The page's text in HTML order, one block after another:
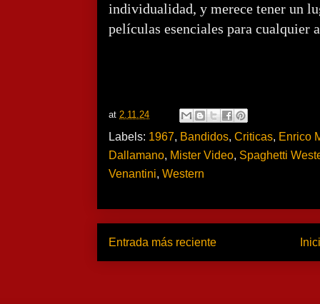
individualidad, y merece tener un
películas esenciales para cualquier
at 2.11.24
Labels: 1967, Bandidos, Criticas, Enrico
Dallamano, Mister Video, Spaghetti
Venantini, Western
Entrada más reciente